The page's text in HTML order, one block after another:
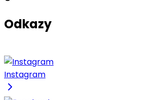
Odkazy
Instagram